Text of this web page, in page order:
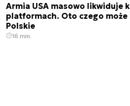
Armia USA masowo likwiduje
platformach. Oto czego może
Polskie
16 min.